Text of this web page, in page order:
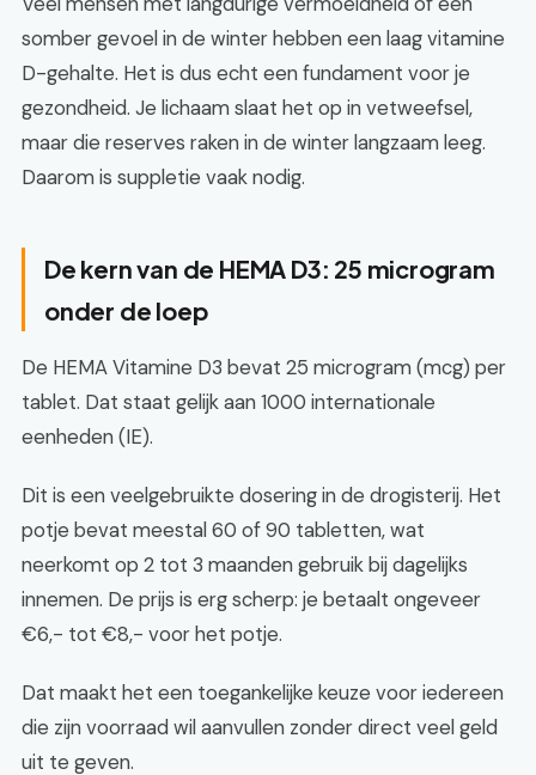
somber gevoel in de winter hebben een laag vitamine
D-gehalte. Het is dus echt een fundament voor je
gezondheid. Je lichaam slaat het op in vetweefsel,
maar die reserves raken in de winter langzaam leeg.
Daarom is suppletie vaak nodig.
De kern van de HEMA D3: 25 microgram
onder de loep
De HEMA Vitamine D3 bevat 25 microgram (mcg) per
tablet. Dat staat gelijk aan 1000 internationale
eenheden (IE).
Dit is een veelgebruikte dosering in de drogisterij. Het
potje bevat meestal 60 of 90 tabletten, wat
neerkomt op 2 tot 3 maanden gebruik bij dagelijks
innemen. De prijs is erg scherp: je betaalt ongeveer
€6,- tot €8,- voor het potje.
Dat maakt het een toegankelijke keuze voor iedereen
die zijn voorraad wil aanvullen zonder direct veel geld
uit te geven.